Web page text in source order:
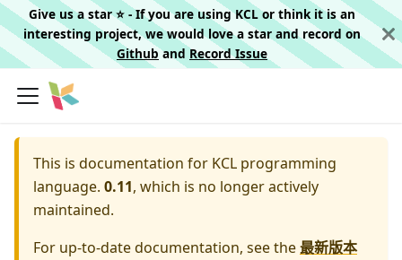
Give us a star ⭐️ - If you are using KCL or think it is an
interesting project, we would love a star and record on
Githuband Record Issue
This is documentation for KCL programming
language. 0.11, which is no longer actively
maintained.
For up-to-date documentation, see the最新版本